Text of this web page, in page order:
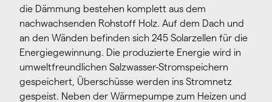
die Dämmung bestehen komplett aus dem
nachwachsenden Rohstoff Holz. Auf dem Dach und
an den Wänden befinden sich 245 Solarzellen für die
Energiegewinnung. Die produzierte Energie wird in
umweltfreundlichen Salzwasser-Stromspeichern
gespeichert, Überschüsse werden ins Stromnetz
gespeist. Neben der Wärmepumpe zum Heizen und